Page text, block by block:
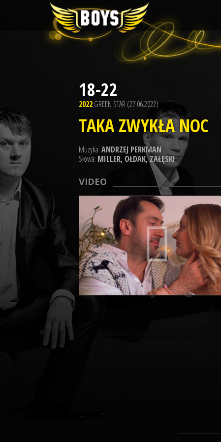
18-22
2022GREEN STAR (27.06.2022)
TAKA ZWYKŁA NOC
Muzyka:ANDRZEJ PERKMAN
Słowa: MILLER, OŁDAK, ZAŁĘSKI
VIDEO